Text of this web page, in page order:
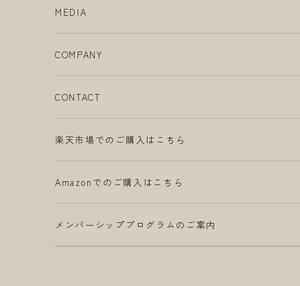
MEDIA
COMPANY
CONTACT
楽天市場でのご購入はこちら
Amazonでのご購入はこちら
メンバーシッププログラムのご案内